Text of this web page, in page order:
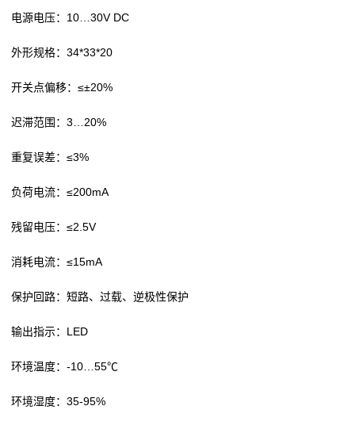
电源电压：10…30V DC
外形规格：34*33*20
开关点偏移：≤±20%
迟滞范围：3…20%
重复误差：≤3%
负荷电流：≤200mA
残留电压：≤2.5V
消耗电流：≤15mA
保护回路：短路、过载、逆极性保护
输出指示：LED
环境温度：-10…55℃
环境湿度：35-95%